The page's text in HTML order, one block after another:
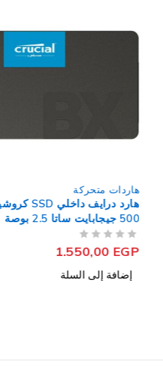
هاردات متحركة
هارد درايف داخلي SSD كروشيال
500 جيجابايت ساتا 2.5 بوصة
BX500
1.550,00
إضافة إلى السلة